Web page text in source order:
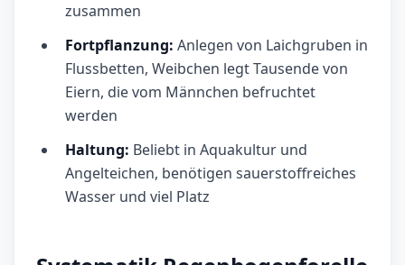
zusammen
Fortpflanzung: Anlegen von Laichgruben in
Flussbetten, Weibchen legt Tausende von
Eiern, die vom Männchen befruchtet
werden
Haltung: Beliebt in Aquakultur und
Angelteichen, benötigen sauerstoffreiches
Wasser und viel Platz